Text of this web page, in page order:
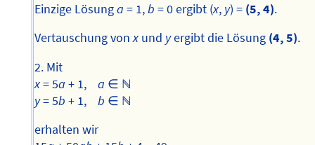
Einzige Lösunga = 1,b = 0 ergibt (x, y) = (5, 4).
Vertauschung vonxund yergibt die Lösung (4, 5).
2. Mit
x= 5a + 1,a ∈ ℕ
y= 5b + 1,b ∈ ℕ
erhalten wir